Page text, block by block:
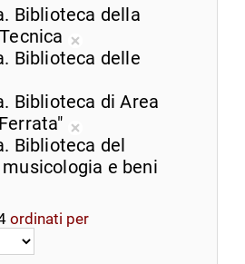
Biblioteca della
Rimuovi
ricerca
corrente
Biblioteca delle
Biblioteca di Area
Rimuovi
dalla
Biblioteca del
e beni
ordinati per